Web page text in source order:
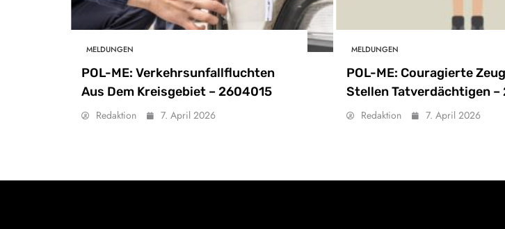
MELDUNGEN
POL-ME: Verkehrsunfallfluchten
Aus Dem Kreisgebiet – 2604015
Redaktion 7. April 2026
MELDUNGEN
POL-ME: Couragierte
Stellen Tatverdächtigen –
Redaktion 7. April 2026